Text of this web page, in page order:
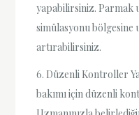
yapabilirsiniz. Parmak
simülasyonu bölgesine
artırabilirsiniz.
6. Düzenli Kontroller
bakımı için düzenli